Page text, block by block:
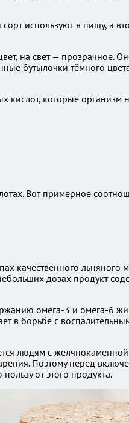
сорт используют в пищу, а
на свет — прозрачное.
бутылочки тёмного
которые организм
Вот примерное
качественного льняного
дозах продукт
омега-3 и омега-6
в борьбе с
людям с желчнокаменной
Поэтому перед
от этого продукта.